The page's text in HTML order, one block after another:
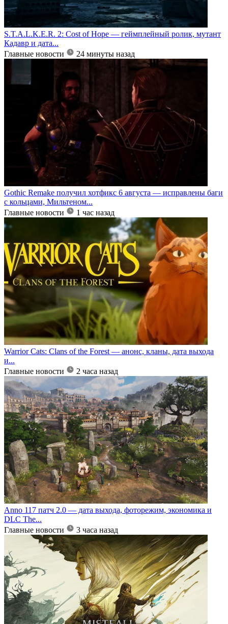
S.T.A.L.K.E.R. 2: Cost of Hope — геймплейный ролик, мутант
Кадавр и дата...
Главные новости
24 минуты назад
Gothic Remake получил хотфикс 6 августа — исправлены баги
с кольцами, Мильтеном...
Главные новости
1 час назад
Warrior Cats: Clans of the Forest — анонс, кланы, дата выхода
и...
Главные новости
2 часа назад
Anno 117 патч 2.0 — дата выхода, фоторежим, экономика и
DLC The...
Главные новости
3 часа назад